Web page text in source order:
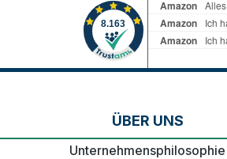
ÜBER UNS
Unternehmensphilosophie